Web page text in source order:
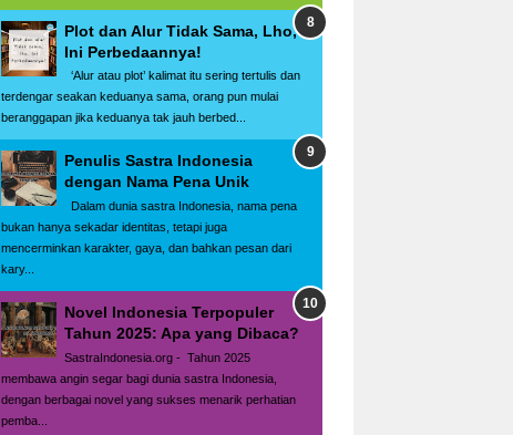
Plot dan Alur Tidak Sama, Lho,
Ini Perbedaannya!
‘Alur atau plot’ kalimat itu sering tertulis dan
terdengar seakan keduanya sama, orang pun mulai
beranggapan jika keduanya tak jauh berbed...
Penulis Sastra Indonesia
dengan Nama Pena Unik
Dalam dunia sastra Indonesia, nama pena
bukan hanya sekadar identitas, tetapi juga
mencerminkan karakter, gaya, dan bahkan pesan dari
kary...
Novel Indonesia Terpopuler
Tahun 2025: Apa yang Dibaca?
SastraIndonesia.org - Tahun 2025
membawa angin segar bagi dunia sastra Indonesia,
dengan berbagai novel yang sukses menarik perhatian
pemba...